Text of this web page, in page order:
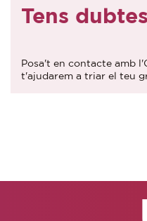
Tens
Posa't en contacte amb
t'ajudarem a triar el teu